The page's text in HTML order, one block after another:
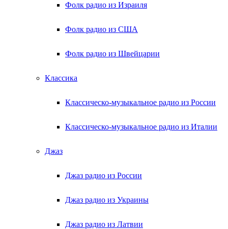
Фолк радио из Израиля
Фолк радио из США
Фолк радио из Швейцарии
Классика
Классическо-музыкальное радио из России
Классическо-музыкальное радио из Италии
Джаз
Джаз радио из России
Джаз радио из Украины
Джаз радио из Латвии